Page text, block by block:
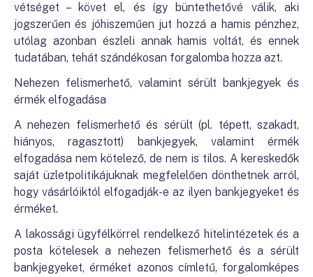
vétséget – követ el, és így büntethetővé válik, aki
jogszerűen és jóhiszeműen jut hozzá a hamis pénzhez,
utólag azonban észleli annak hamis voltát, és ennek
tudatában, tehát szándékosan forgalomba hozza azt.
Nehezen felismerhető, valamint sérült bankjegyek és
érmék elfogadása
A nehezen felismerhető és sérült (pl. tépett, szakadt,
hiányos, ragasztott) bankjegyek, valamint érmék
elfogadása nem kötelező, de nem is tilos. A kereskedők
saját üzletpolitikájuknak megfelelően dönthetnek arról,
hogy vásárlóiktól elfogadják-e az ilyen bankjegyeket és
érméket.
A lakossági ügyfélkörrel rendelkező hitelintézetek és a
posta kötelesek a nehezen felismerhető és a sérült
bankjegyeket, érméket azonos címletű, forgalomképes